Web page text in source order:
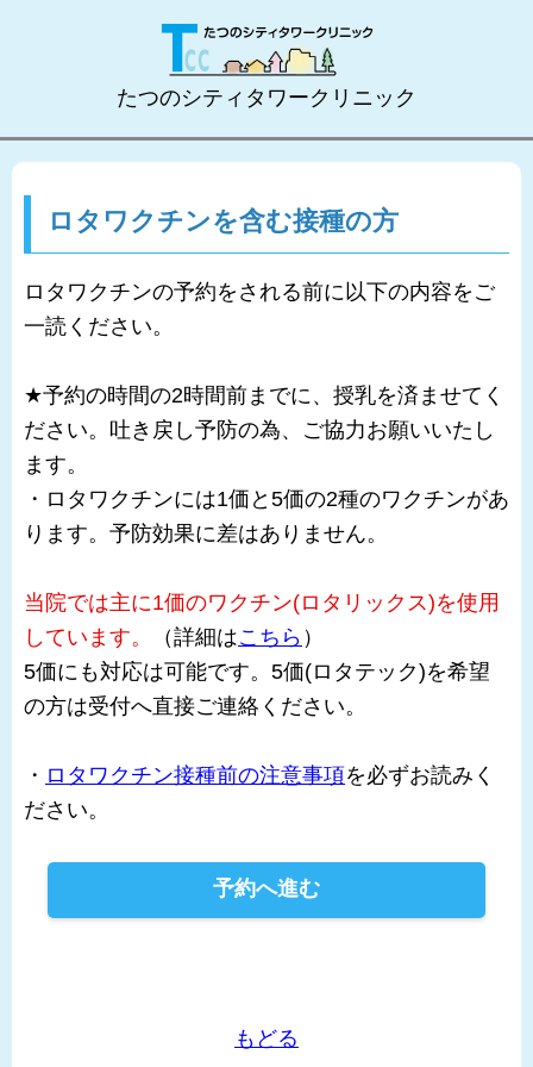
たつのシティタワークリニック
ロタワクチンを含む接種の方
ロタワクチンの予約をされる前に以下の内容をご
一読ください。
★予約の時間の2時間前までに、授乳を済ませてく
ださい。吐き戻し予防の為、ご協力お願いいたし
ます。
・ロタワクチンには1価と5価の2種のワクチンがあ
ります。予防効果に差はありません。
当院では主に1価のワクチン(ロタリックス)を使用
しています。
（詳細はこちら ）
5価にも対応は可能です。5価(ロタテック)を希望
の方は受付へ直接ご連絡ください。
・ ロタワクチン接種前の注意事項を必ずお読みく
ださい。
予約へ進む
もどる